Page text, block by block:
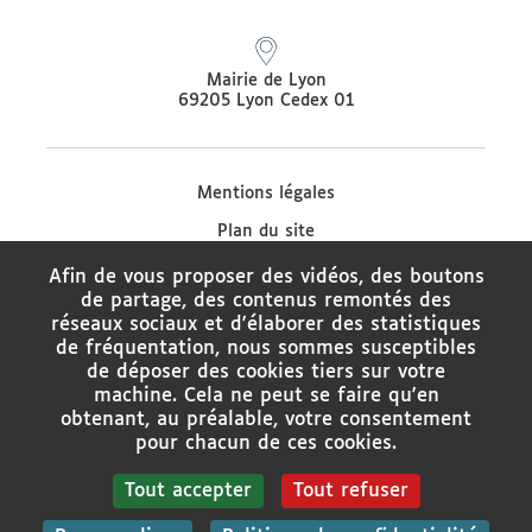
Rechercher
Mairie de Lyon
69205 Lyon Cedex 01
Mentions légales
Plan du site
Protection des données
Contacter le médiateur de la Ville de Lyon
Charte de modération des réseaux sociaux
Politique de gestion des cookies
Gestion des cookies
Afin de vous proposer des vidéos, des boutons
de partage, des contenus remontés des
réseaux sociaux et d'élaborer des statistiques
de fréquentation, nous sommes susceptibles
de déposer des cookies tiers sur votre
machine. Cela ne peut se faire qu'en
obtenant, au préalable, votre consentement
pour chacun de ces cookies.
Tout accepter Tout refuser